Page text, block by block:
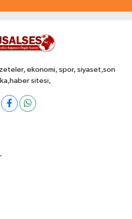
ekonomi, spor, siyaset,son
sitesi,